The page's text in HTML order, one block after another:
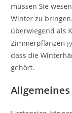
müssen Sie
Winter zu
überwiegend als
Zimmerpflanzen
dass die
gehört.
Allgemeines